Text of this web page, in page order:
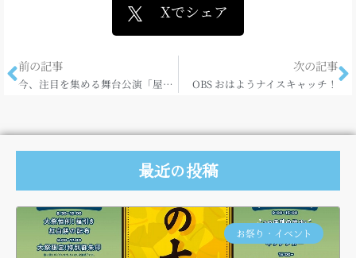
Xでシェア
前の記事
今、注目を集める舞台公演「屋根」＠パトリア日田
次の記事
OBS おはようナイスキャッチ！
最近の投稿
お祭り・イベント